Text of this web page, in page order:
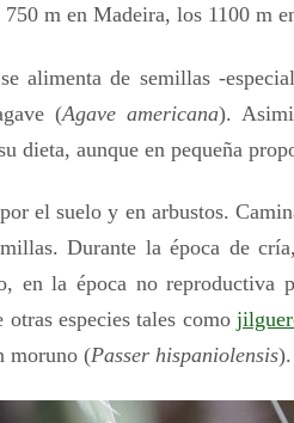
m en Madeira, los 1100 m
alimenta de semillas -
(Agave americana).
dieta, aunque en pequeña
el suelo y en arbustos.
Durante la época de
en la época no reproductiva
otras especies tales como
moruno (Passer hispaniolensis).